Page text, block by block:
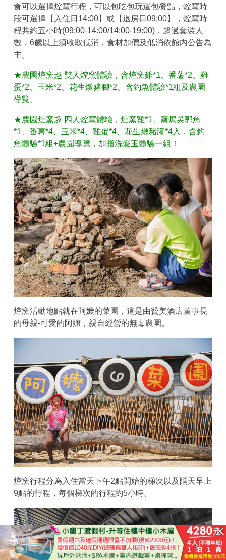
食可以選擇焢窯行程，可以包吃包玩還包餐點，焢窯時
段可選擇【入住日14:00】或【退房日09:00】，焢窯時
程共約五小時(09:00-14:00/14:00-19:00)，超過套裝人
數，6歲以上須收取低消，食材加價及低消依館內公告為
主。
★農園焢窯趣 雙人焢窯體驗，含焢窯雞*1、番薯*2、雞
蛋*2、玉米*2、花生燉豬腳*2、含釣魚體驗*1組及農園
導覽。
★農園焢窯趣 四人焢窯體驗，焢窯雞*1、鹽焗吳郭魚
*1、番薯*4、玉米*4、雞蛋*4、花生燉豬腳*4入，含釣
魚體驗*1組+農園導覽，加贈洗愛玉體驗一組！
焢窯活動地點就在阿嬤的菜園，這是由贊美酒店董事長
的母親-可愛的阿嬤，親自經營的無毒農園。
焢窯行程分為入住當天下午2點開始的梯次以及隔天早上
9點的行程，每個梯次的行程約5小時。
已結束